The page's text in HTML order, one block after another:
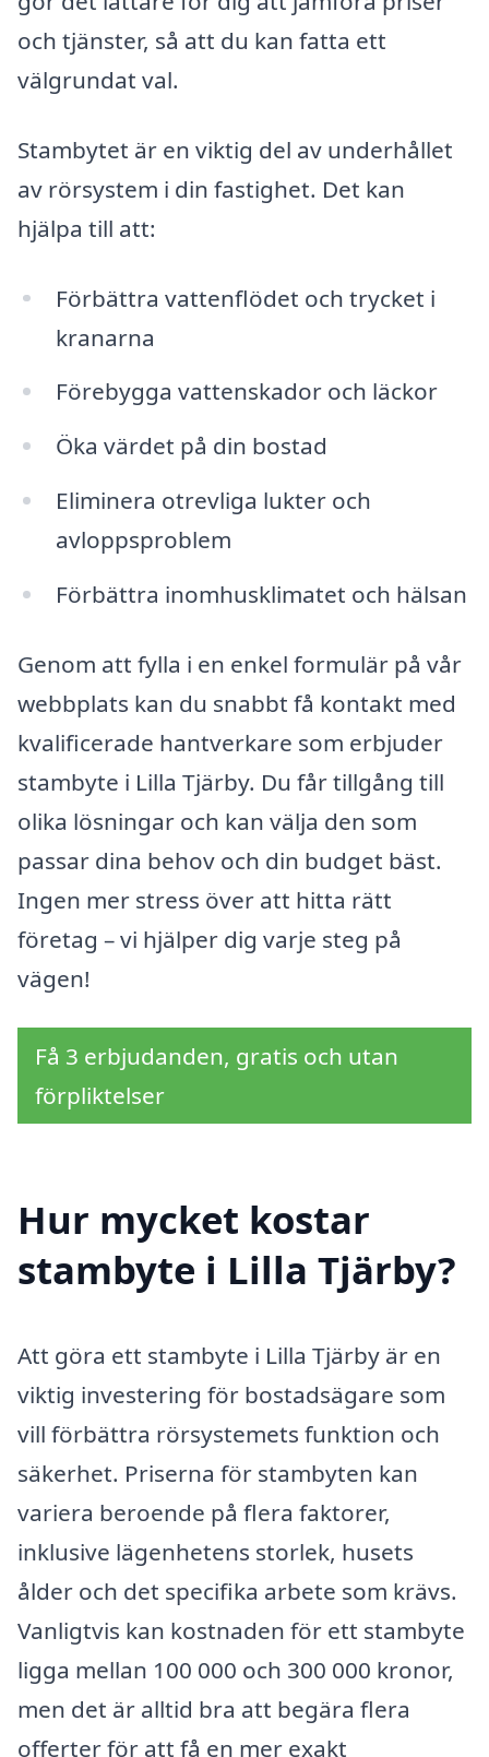
och tjänster, så att du kan fatta ett
välgrundat val.
Stambytet är en viktig del av underhållet
av rörsystem i din fastighet. Det kan
hjälpa till att:
Förbättra vattenflödet och trycket i
kranarna
Förebygga vattenskador och läckor
Öka värdet på din bostad
Eliminera otrevliga lukter och
avloppsproblem
Förbättra inomhusklimatet och hälsan
Genom att fylla i en enkel formulär på vår
webbplats kan du snabbt få kontakt med
kvalificerade hantverkare som erbjuder
stambyte i Lilla Tjärby. Du får tillgång till
olika lösningar och kan välja den som
passar dina behov och din budget bäst.
Ingen mer stress över att hitta rätt
företag – vi hjälper dig varje steg på
vägen!
Få 3 erbjudanden, gratis och utan
förpliktelser
Hur mycket kostar
stambyte i Lilla Tjärby?
Att göra ett stambyte i Lilla Tjärby är en
viktig investering för bostadsägare som
vill förbättra rörsystemets funktion och
säkerhet. Priserna för stambyten kan
variera beroende på flera faktorer,
inklusive lägenhetens storlek, husets
ålder och det specifika arbete som krävs.
Vanligtvis kan kostnaden för ett stambyte
ligga mellan 100 000 och 300 000 kronor,
men det är alltid bra att begära flera
offerter för att få en mer exakt